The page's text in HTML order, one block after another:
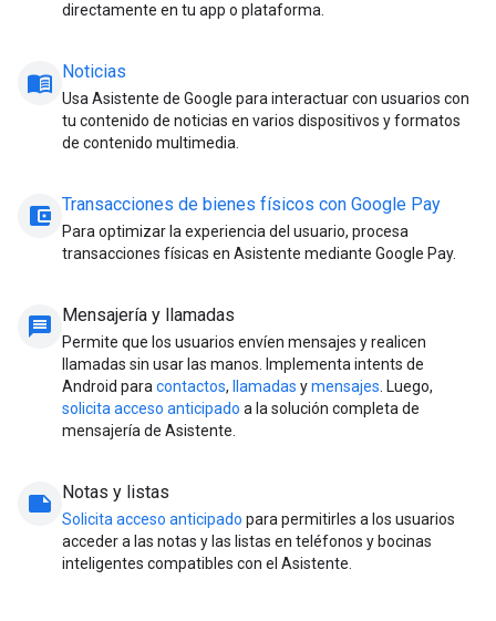
directamente en tu app o plataforma.
menu_book Noticias
Usa Asistente de Google para interactuar con usuarios con
tu contenido de noticias en varios dispositivos y formatos
de contenido multimedia.
account_balance_wallet Transacciones de bienes físicos con Google Pay
Para optimizar la experiencia del usuario, procesa
transacciones físicas en Asistente mediante Google Pay.
message Mensajería y llamadas
Permite que los usuarios envíen mensajes y realicen
llamadas sin usar las manos. Implementa intents de
Android para contactos, llamadas ymensajes . Luego,
solicita acceso anticipado a la solución completa de
mensajería de Asistente.
note Notas y listas
Solicita acceso anticipado para permitirles a los usuarios
acceder a las notas y las listas en teléfonos y bocinas
inteligentes compatibles con el Asistente.